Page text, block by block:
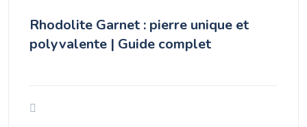
Rhodolite Garnet : pierre unique et
polyvalente | Guide complet